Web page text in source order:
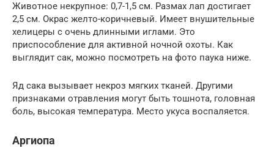
Животное некрупное: 0,7-1,5 см. Размах лап достигает
2,5 см. Окрас желто-коричневый. Имеет внушительные
хелицеры с очень длинными иглами. Это
приспособление для активной ночной охоты. Как
выглядит сак, можно посмотреть на фото паука ниже.
Яд сака вызывает некроз мягких тканей. Другими
признаками отравления могут быть тошнота, головная
боль, высокая температура. Место укуса воспаляется.
Аргиопа